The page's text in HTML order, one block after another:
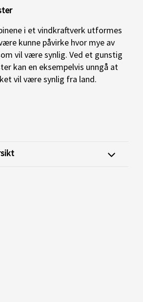
i et vindkraftverk utformes
kunne påvirke hvor mye av
vil være synlig. Ved et gunstig
kan en eksempelvis unngå at
vil være synlig fra land.